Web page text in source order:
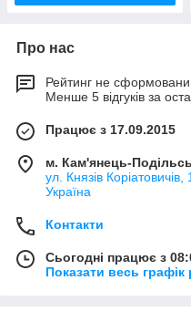
Про нас
Рейтинг не
Менше 5 відгуків за
Працює з 17.09.2015
м. Кам'янець-
ул. Князів
Україна
Контакти
Сьогодні працює з
Показати весь графік